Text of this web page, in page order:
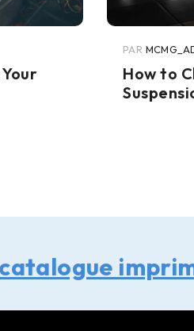
PAR
How to
catalogue